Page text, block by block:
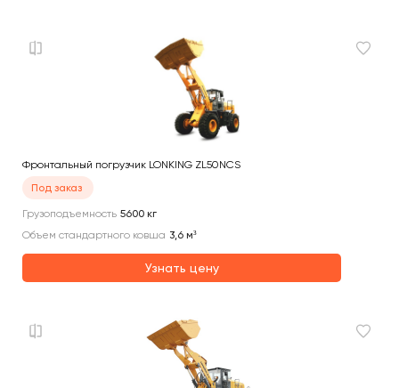
Фронтальный погрузчик LONKING ZL50NCS
Под заказ
Грузоподъемность 5600 кг
Объем стандартного ковша 3,6 м³
Узнать цену